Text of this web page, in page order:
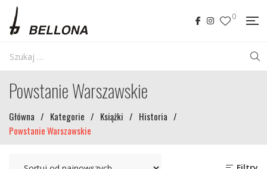
0
Powstanie Warszawskie
Główna / Kategorie / Książki / Historia /
Powstanie Warszawskie